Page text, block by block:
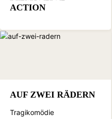
ACTION
AUF ZWEI RÄDERN
Tragikomödie